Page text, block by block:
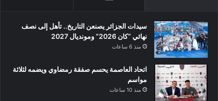
سيدات الجزائر يصنعن التاريخ.. تأهل إلى نصف
نهائي “كان 2026” ومونديال 2027
منذ 6 ساعات
اتحاد العاصمة يحسم صفقة رمضاوي ويضمه لثلاثة
مواسم
منذ 10 ساعات